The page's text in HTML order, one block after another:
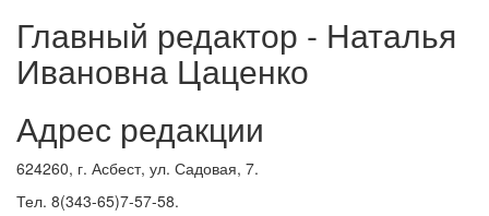
Главный редактор - Наталья
Ивановна Цаценко
Адрес редакции
624260, г. Асбест, ул. Садовая, 7.
Тел. 8(343-65)7-57-58.